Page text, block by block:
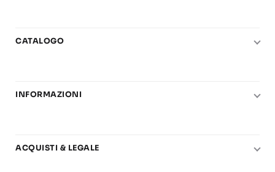
CATALOGO
Chitarra
Basi play-along
INFORMAZIONI
Carta del Docente
ACQUISTI & LEGALE